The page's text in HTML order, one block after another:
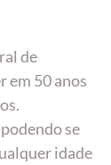
de
em 50 anos
se
idade